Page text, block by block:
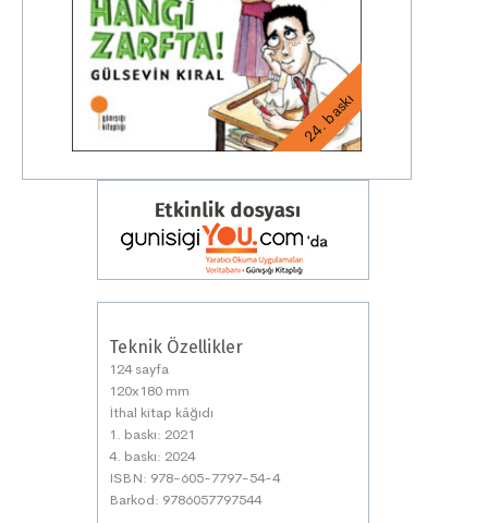
24. baskı
Teknik Özellikler
124 sayfa
120x180 mm
İthal kitap kâğıdı
1. baskı: 2021
4. baskı: 2024
ISBN: 978-605-7797-54-4
Barkod: 9786057797544